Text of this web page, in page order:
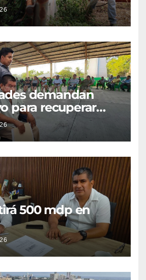
demandan
para recuperar
500 mdp en